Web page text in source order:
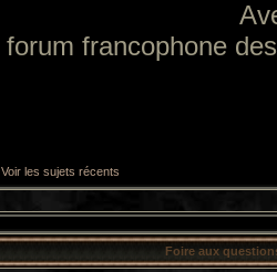
forum francophone
Voir les sujets récents
Foire aux